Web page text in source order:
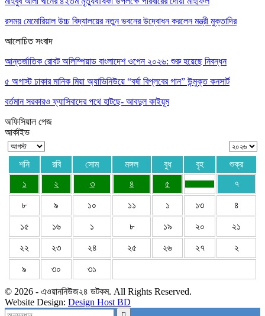
রসময় মেমোরিয়াল উচ্চ বিদ্যালয়ের নতুন ভবনের উদ্বোধন করলেন মন্ত্রী মুক্তাদির
আলোচিত সংবাদ
আন্তর্জাতিক রোবট অলিম্পিয়াড বাংলাদেশ ওপেন ২০২৬: শুরু হয়েছে নিবন্ধন
৫ অগাস্ট ঢাকার মানিক মিয়া অ্যাভিনিউয়ে “বর্ষা বিপ্লবের গান” উন্মুক্ত কনসার্ট
বর্তমান সরকারও ফ্যাসিবাদের পথে হাটছে- আবদুল কাইয়ূম
অফিসিয়াল পেজ
আর্কাইভ
শনি রবি সোম মঙ্গল বুধ বৃহ
শুক্র
১
২ ৩ ৪ ৫ ৭
৮ ৯ ১০ ১১ ১ ১৩ ৪
১৫ ১৬ ১ ৮ ১৯ ২০ ২১
২২ ২৩ ২৪ ২৫ ২৬ ২৭ ২
৯ ৩০ ৩১
© 2026 - এওয়াননিউজ২৪ ডটকম. All Rights Reserved.
Website Design: Design Host BD